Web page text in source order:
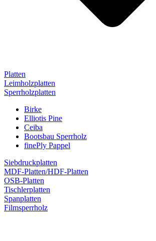
Platten
Leimholzplatten
Sperrholzplatten
Birke
Elliotis Pine
Ceiba
Bootsbau Sperrholz
finePly Pappel
Siebdruckplatten
MDF-Platten/HDF-Platten
OSB-Platten
Tischlerplatten
Spanplatten
Filmsperrholz